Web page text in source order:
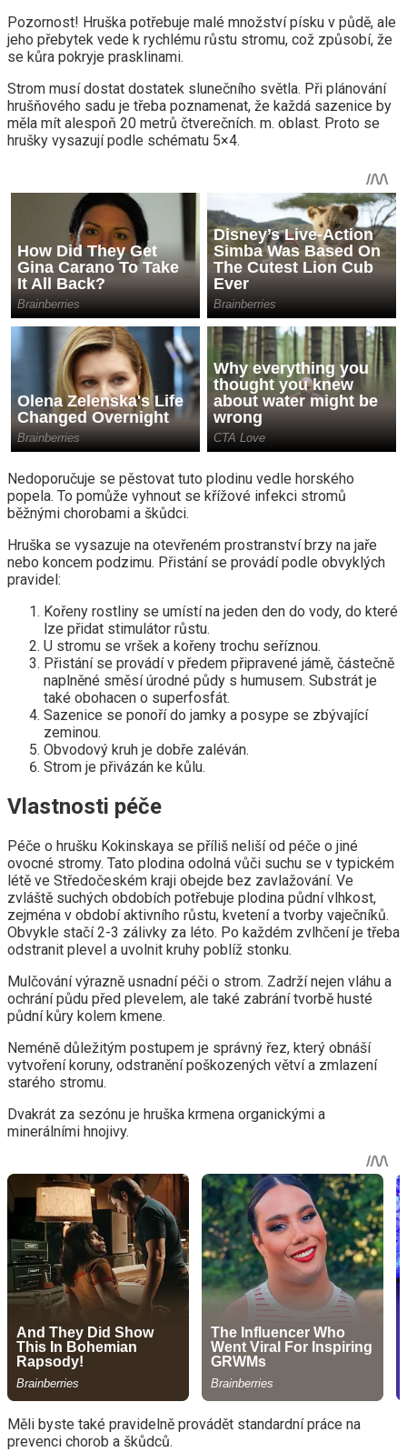
Pozornost! Hruška potřebuje malé množství písku v půdě, ale
jeho přebytek vede k rychlému růstu stromu, což způsobí, že
se kůra pokryje prasklinami.
Strom musí dostat dostatek slunečního světla. Při plánování
hrušňového sadu je třeba poznamenat, že každá sazenice by
měla mít alespoň 20 metrů čtverečních. m. oblast. Proto se
hrušky vysazují podle schématu 5×4.
Nedoporučuje se pěstovat tuto plodinu vedle horského
popela. To pomůže vyhnout se křížové infekci stromů
běžnými chorobami a škůdci.
Hruška se vysazuje na otevřeném prostranství brzy na jaře
nebo koncem podzimu. Přistání se provádí podle obvyklých
pravidel:
Kořeny rostliny se umístí na jeden den do vody, do které
lze přidat stimulátor růstu.
U stromu se vršek a kořeny trochu seříznou.
Přistání se provádí v předem připravené jámě, částečně
naplněné směsí úrodné půdy s humusem. Substrát je
také obohacen o superfosfát.
Sazenice se ponoří do jamky a posype se zbývající
zeminou.
Obvodový kruh je dobře zaléván.
Strom je přivázán ke kůlu.
Vlastnosti péče
Péče o hrušku Kokinskaya se příliš neliší od péče o jiné
ovocné stromy. Tato plodina odolná vůči suchu se v typickém
létě ve Středočeském kraji obejde bez zavlažování. Ve
zvláště suchých obdobích potřebuje plodina půdní vlhkost,
zejména v období aktivního růstu, kvetení a tvorby vaječníků.
Obvykle stačí 2-3 zálivky za léto. Po každém zvlhčení je třeba
odstranit plevel a uvolnit kruhy poblíž stonku.
Mulčování výrazně usnadní péči o strom. Zadrží nejen vláhu a
ochrání půdu před plevelem, ale také zabrání tvorbě husté
půdní kůry kolem kmene.
Neméně důležitým postupem je správný řez, který obnáší
vytvoření koruny, odstranění poškozených větví a zmlazení
starého stromu.
Dvakrát za sezónu je hruška krmena organickými a
minerálními hnojivy.
Měli byste také pravidelně provádět standardní práce na
prevenci chorob a škůdců.